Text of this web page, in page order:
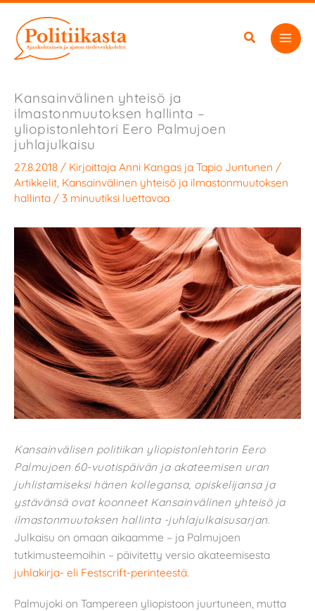
sisältöön
Kansainvälinen yhteisö ja
ilmastonmuutoksen hallinta –
yliopistonlehtori Eero Palmujoen
juhlajulkaisu
27.8.2018 / Kirjoittaja Anni Kangas ja Tapio Juntunen /
Artikkelit Kansainvälinen yhteisö ja ilmastonmuutoksen
hallinta / 3 minuutiksi luettavaa
Kansainvälisen politiikan yliopistonlehtorin Eero
Palmujoen 60-vuotispäivän ja akateemisen uran
juhlistamiseksi hänen kollegansa, opiskelijansa ja
ystävänsä ovat koonneet Kansainvälinen yhteisö ja
ilmastonmuutoksen hallinta -juhlajulkaisusarjan.
Julkaisu on omaan aikaamme – ja Palmujoen
tutkimusteemoihin – päivitetty versio akateemisesta
juhlakirja- eli Festscrift-perinteestä.
Palmujoki on Tampereen yliopistoon juurtuneen, mutta